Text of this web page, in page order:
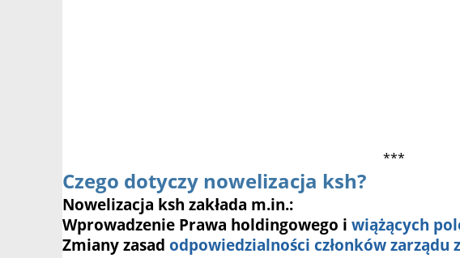
***
Czego dotyczy nowelizacja ksh?
Nowelizacja ksh zakłada m.in.:
Wprowadzenie Prawa holdingowego i wiążących
Zmiany zasad odpowiedzialności członków zarządu